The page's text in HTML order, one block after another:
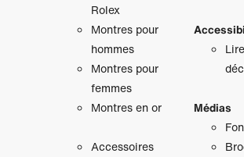
Rolex
Montres pour
hommes
Montres pour
femmes
Montres en or
Accessoires
Médias